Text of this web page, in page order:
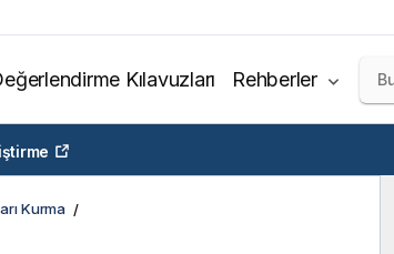
Kılavuzları Rehberler
Kurma